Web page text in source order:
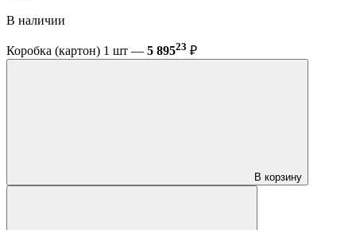
В наличии
Коробка (картон) 1 шт — 5 89523 ₽
В корзину